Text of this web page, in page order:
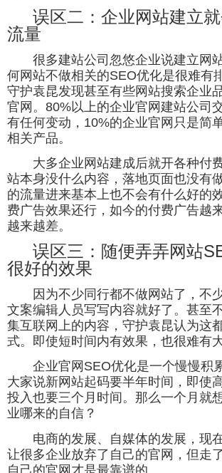
误区二：企业网站建立
流量
很多建站公司忽悠企业说建立网
何网站不做相关的SEO优化是很难有
守护袁昆发现甚至有些网站搜索企业
官网。80%以上的企业官网建站公司
有任何变动，10%的企业官网只是简
相关产品。
大多企业网站建成后就开各种付费
站本身没什么内容，落地页面也没有
的流量进来基本上也不会有什么好的
费广告效果还行，如今的付费广告越
越来越差。
误区三：随便弄弄网站
很好的效果
因为不少同行都不做网站了，不
文案编辑人员写写内容就好了。甚至
集互联网上的内容，守护袁昆认为这
式。即使短时间内有效果，也很难有
企业官网SEO优化是一个慢慢积
大家说新网站起码要半年时间，即使
投入也要三个月时间。那么一个月就
业哪来的自信？
电商的发展、自媒体的发展，现
让很多企业放弃了自己的官网，但走